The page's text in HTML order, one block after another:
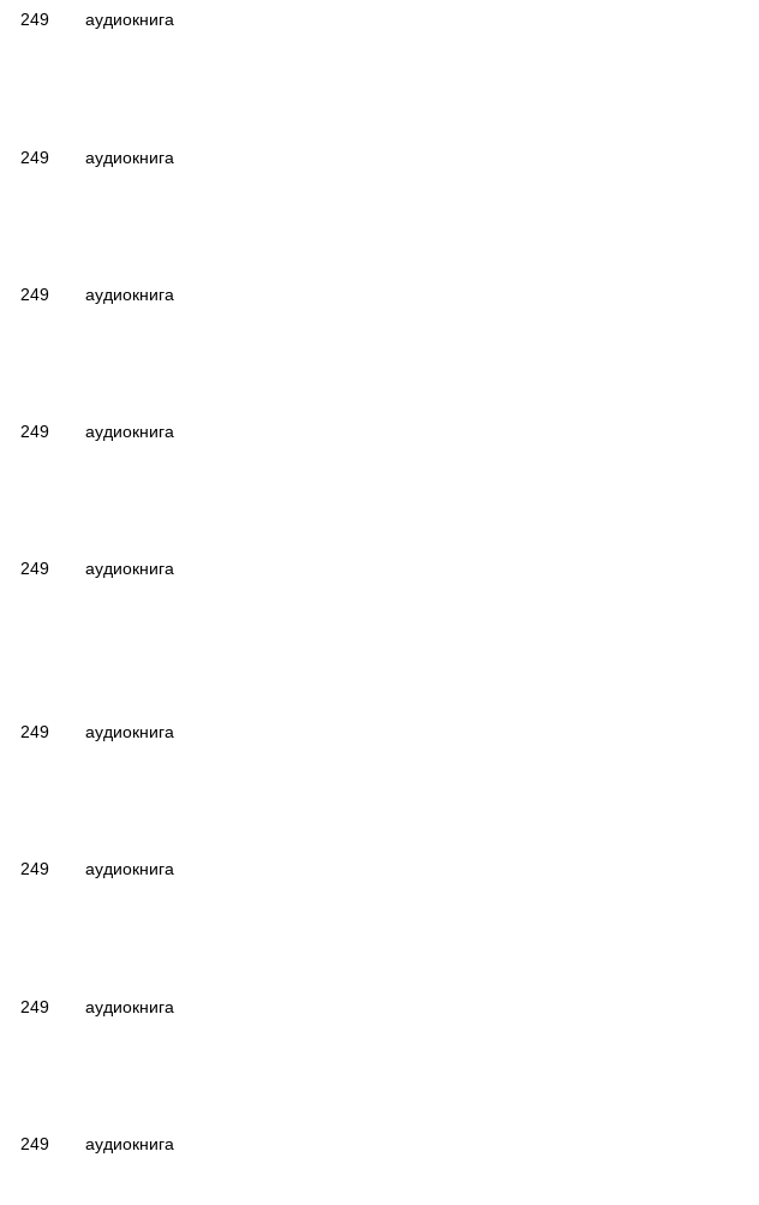
249 аудиокнига
249 аудиокнига
249 аудиокнига
249 аудиокнига
249 аудиокнига
249 аудиокнига
249 аудиокнига
249 аудиокнига
249 аудиокнига